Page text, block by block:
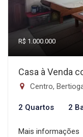
R$ 1.000.000
Casa à Venda
Centro,
2 Quartos 2
Mais informações